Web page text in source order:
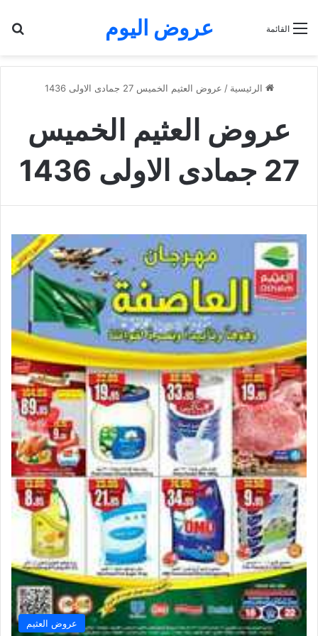
عروض اليوم القائمة
الرئيسية / عروض العثيم الخميس 27 جمادى الاولى 1436
عروض العثيم الخميس
27 جمادى الاولى 1436
عروض العثيم